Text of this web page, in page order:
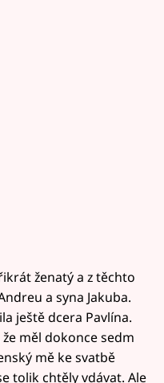
ženatý a z těchto
a syna Jakuba.
ještě dcera Pavlína.
měl dokonce sedm
mě ke svatbě
tolik chtěly vdávat. Ale